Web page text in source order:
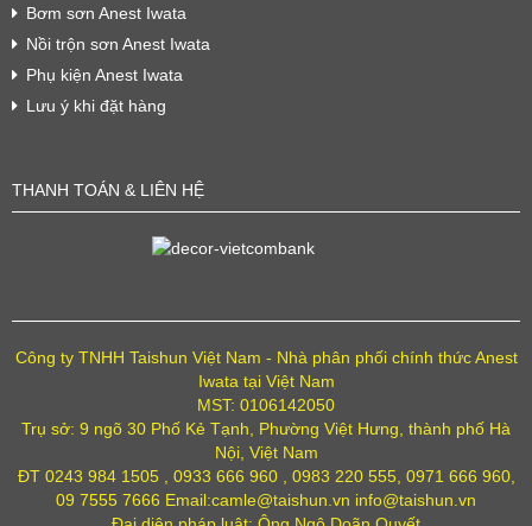
Bơm sơn Anest Iwata
Nồi trộn sơn Anest Iwata
Phụ kiện Anest Iwata
Lưu ý khi đặt hàng
THANH TOÁN & LIÊN HỆ
Công ty TNHH Taishun Việt Nam - Nhà phân phối chính thức Anest
Iwata tại Việt Nam
MST: 0106142050
Trụ sở: 9 ngõ 30 Phố Kẻ Tạnh, Phường Việt Hưng, thành phố Hà
Nội, Việt Nam
ĐT 0243 984 1505 , 0933 666 960 , 0983 220 555, 0971 666 960,
09 7555 7666 Email:camle@taishun.vn info@taishun.vn